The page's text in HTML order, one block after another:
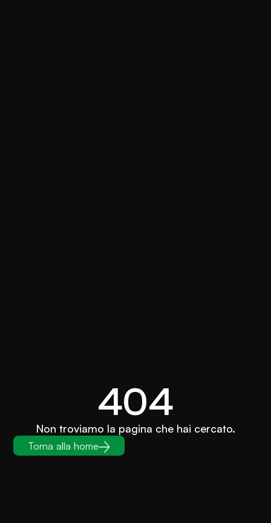
404
Non troviamo la pagina che hai cercato.
Torna alla home